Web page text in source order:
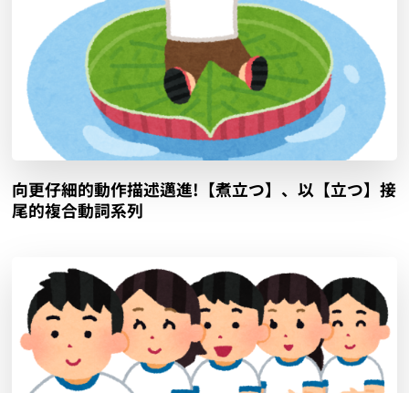
向更仔細的動作描述邁進!【煮立つ】、以【立つ】接
尾的複合動詞系列